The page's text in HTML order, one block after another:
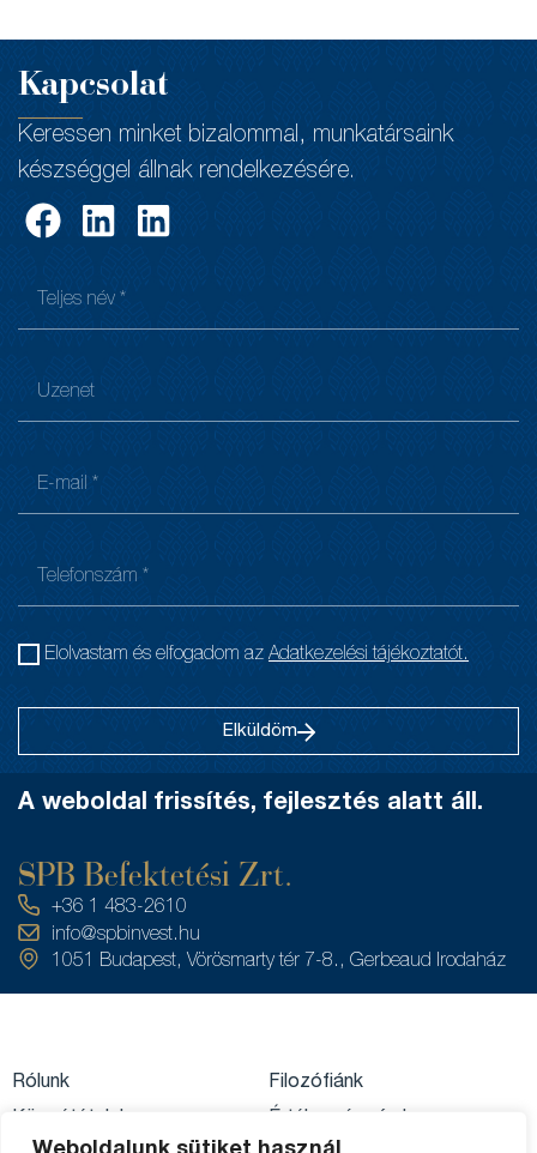
Kapcsolat
Keressen minket bizalommal, munkatársaink
készséggel állnak rendelkezésére.
Elolvastam és elfogadom az Adatkezelési tájékoztatót.
Elküldöm
A weboldal frissítés, fejlesztés alatt áll.
SPB Befektetési Zrt.
+36 1 483-2610
info@spbinvest.hu
1051 Budapest, Vörösmarty tér 7-8., Gerbeaud Irodaház
Rólunk
Filozófiánk